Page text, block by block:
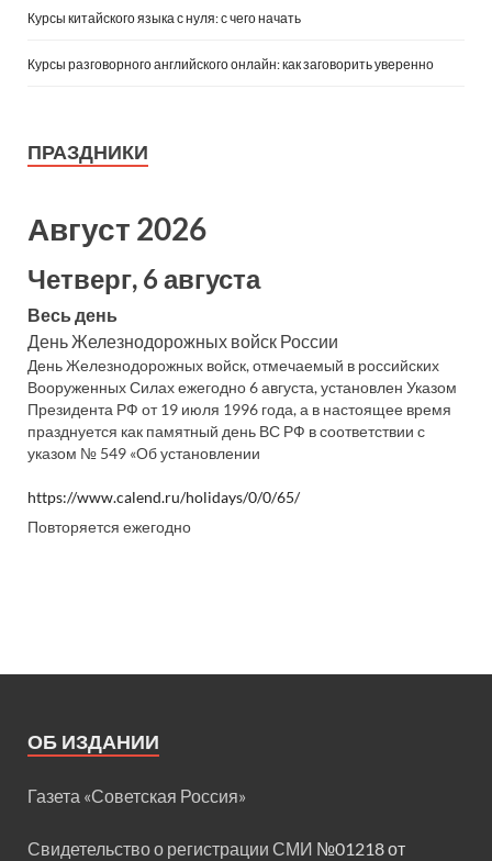
Курсы китайского языка с нуля: с чего начать
Курсы разговорного английского онлайн: как заговорить уверенно
ПРАЗДНИКИ
Август 2026
Четверг, 6 августа
Весь день
День Железнодорожных войск России
День Железнодорожных войск, отмечаемый в российских
Вооруженных Силах ежегодно 6 августа, установлен Указом
Президента РФ от 19 июля 1996 года, а в настоящее время
празднуется как памятный день ВС РФ в соответствии с
указом № 549 «Об установлении
https://www.calend.ru/holidays/0/0/65/
Повторяется ежегодно
ОБ ИЗДАНИИ
Газета «Советская Россия»
Свидетельство о регистрации СМИ №01218 от